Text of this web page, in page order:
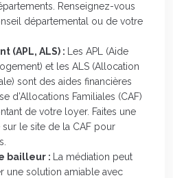
Renseignez-vous
départemental ou de votre
(APL, ALS) :
Les APL (Aide
et les ALS (Allocation
sont des aides financières
d’Allocations Familiales (CAF)
de votre loyer. Faites une
le site de la CAF pour
bailleur :
La médiation peut
une solution amiable avec